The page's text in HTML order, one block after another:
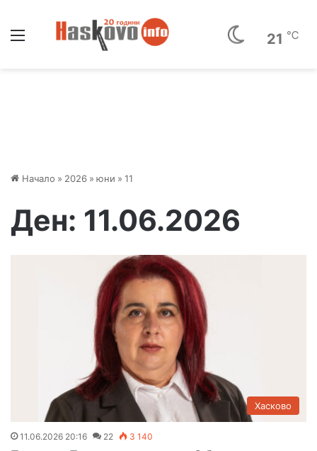
21 ℃
Начало » 2026 » юни » 11
Ден: 11.06.2026
Хасково
11.06.2026 20:16 22 3 140